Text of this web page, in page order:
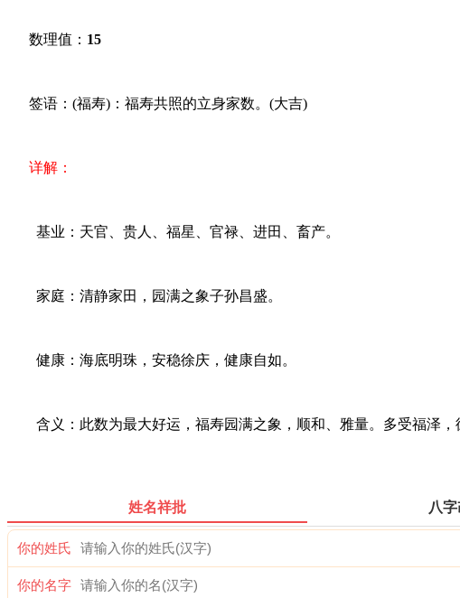
数理值： 15
签语：(福寿)：福寿共照的立身家数。(大吉)
详解：
基业：天官、贵人、福星、官禄、进田、畜产。
家庭：清静家田，园满之象子孙昌盛。
健康：海底明珠，安稳徐庆，健康自如。
含义：此数为最大好运，福寿园满之象，顺和、雅量。多受福泽，
姓名祥批 八字
你的姓氏
你的名字